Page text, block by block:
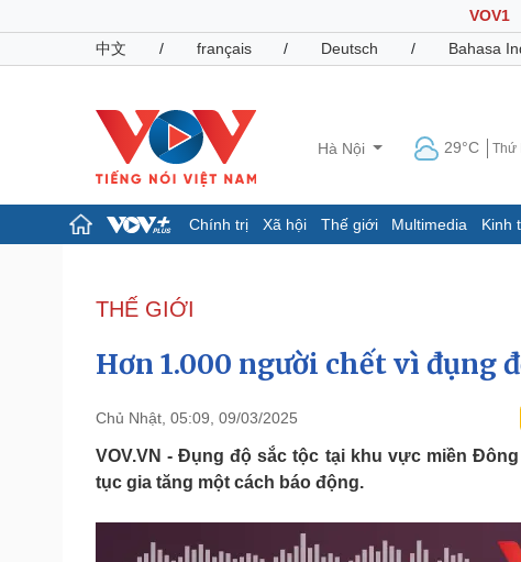
VOV1
中文
/ français / Deutsch / Bahasa
Hà Nội 29°C Thứ
Chính trị Xã hội Thế giới Multimedia Kinh
Đảng
Tổ chức nhân sự
Nhận diện sự thật
Giáo dục
Dấu ấn VOV
Pháp luật
Vụ án
Tư vấn luật
Quân sự - Quốc phòng
Vũ khí
Phân tích
THẾ GIỚI
Hơn 1.000 người chết vì đụng
Chủ Nhật, 05:09, 09/03/2025
VOV.VN - Đụng độ sắc tộc tại khu vực miền
tục gia tăng một cách báo động.